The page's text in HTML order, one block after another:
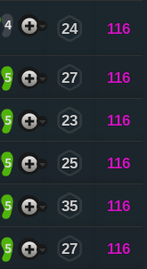
4 24 116
5 27 116
5 23 116
5 25 116
5 35 116
5 27 116